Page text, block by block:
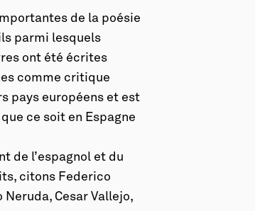
de la poésie
parmi lesquels
ont été écrites
comme critique
pays européens et est
ce soit en Espagne
de l’espagnol et du
citons Federico
Neruda, Cesar Vallejo,